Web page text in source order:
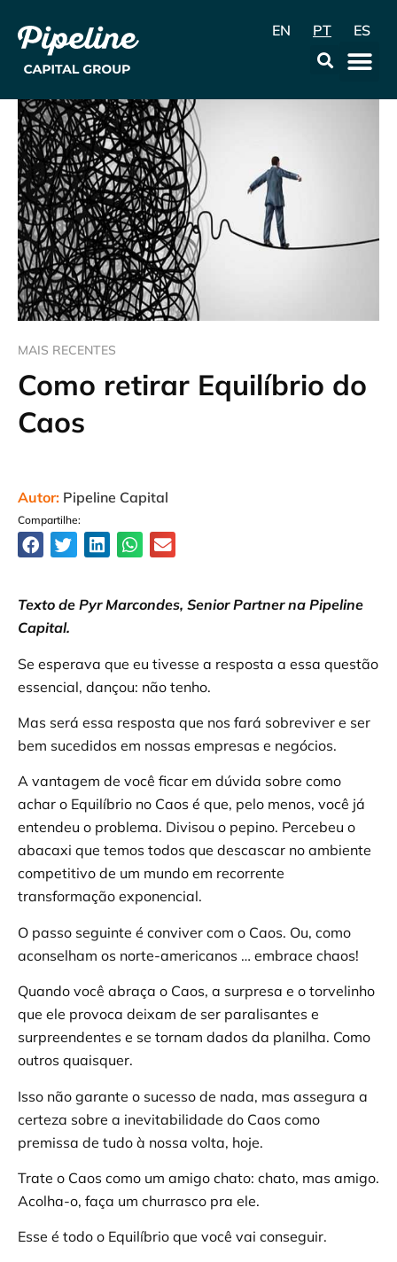
EN PT ES
MAIS RECENTES
Como retirar Equilíbrio do
Caos
Autor: Pipeline Capital
Compartilhe:
Texto de Pyr Marcondes, Senior Partner na Pipeline
Capital.
Se esperava que eu tivesse a resposta a essa questão
essencial, dançou: não tenho.
Mas será essa resposta que nos fará sobreviver e ser
bem sucedidos em nossas empresas e negócios.
A vantagem de você ficar em dúvida sobre como
achar o Equilíbrio no Caos é que, pelo menos, você já
entendeu o problema. Divisou o pepino. Percebeu o
abacaxi que temos todos que descascar no ambiente
competitivo de um mundo em recorrente
transformação exponencial.
O passo seguinte é conviver com o Caos. Ou, como
aconselham os norte-americanos … embrace chaos!
Quando você abraça o Caos, a surpresa e o torvelinho
que ele provoca deixam de ser paralisantes e
surpreendentes e se tornam dados da planilha. Como
outros quaisquer.
Isso não garante o sucesso de nada, mas assegura a
certeza sobre a inevitabilidade do Caos como
premissa de tudo à nossa volta, hoje.
Trate o Caos como um amigo chato: chato, mas amigo.
Acolha-o, faça um churrasco pra ele.
Esse é todo o Equilíbrio que você vai conseguir.